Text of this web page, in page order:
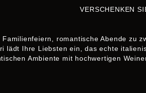
VERSCHENKEN
romantische Abende zu
lädt Ihre Liebsten ein, das echte
Ambiente mit hochwertigen